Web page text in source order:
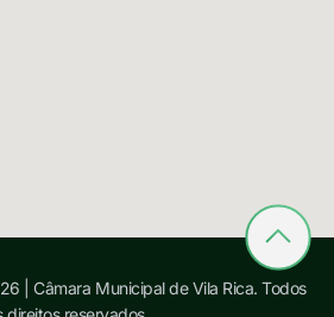
| Câmara Municipal de Vila Rica. Todos